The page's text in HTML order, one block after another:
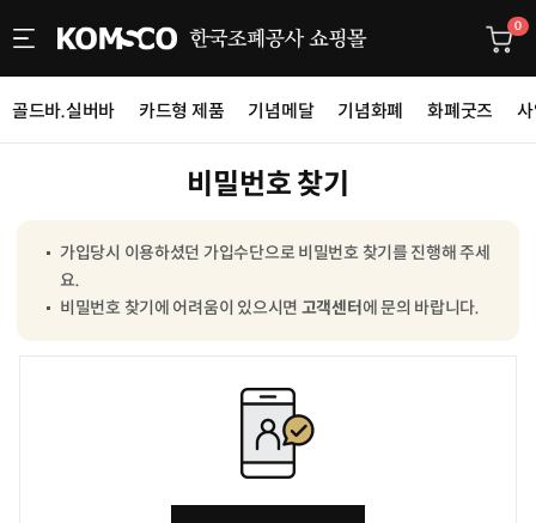
0
골드바.실버바 카드형 제품 기념메달 기념화폐 화폐굿즈
비밀번호 찾기
가입당시 이용하셨던 가입수단으로 비밀번호 찾기를 진행해 주세
요.
비밀번호 찾기에 어려움이 있으시면 고객센터에 문의 바랍니다.